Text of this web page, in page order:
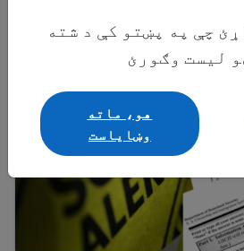
چې په پښتو کې د شته
لیست وګورئ
هو، ماته
وښایاست
او فریب څخه د مخنیوي لپاره